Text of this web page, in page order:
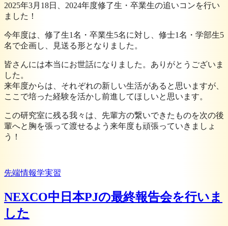
2025年3月18日、2024年度修了生・卒業生の追いコンを行い
ました！
今年度は、修了生1名・卒業生5名に対し、修士1名・学部生5
名で企画し、見送る形となりました。
皆さんには本当にお世話になりました。ありがとうございま
した。
来年度からは、それぞれの新しい生活があると思いますが、
ここで培った経験を活かし前進してほしいと思います。
この研究室に残る我々は、先輩方の繋いできたものを次の後
輩へと胸を張って渡せるよう来年度も頑張っていきましょ
う！
先端情報学実習
NEXCO中日本PJの最終報告会を行いま
した